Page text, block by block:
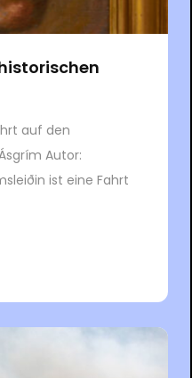
auf den
Autor:
ist eine Fahrt